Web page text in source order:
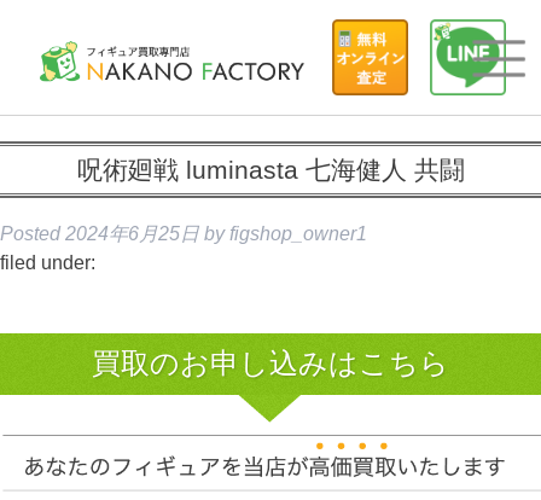
呪術廻戦 luminasta 七海健人 共闘
Posted 2024年6月25日 by figshop_owner1
filed under:
買取のお申し込みはこちら